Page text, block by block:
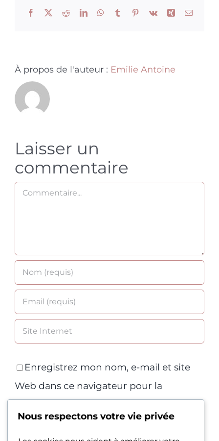
Facebook
X RedditLinkedInWhatsApp
TumblrPinterest
Vk Xing Email
À propos de l'auteur : Emilie Antoine
Laisser un
commentaire
Commentaire
Enregistrez mon nom, e-mail et site
Web dans ce navigateur pour la
Nous respectons votre vie privée